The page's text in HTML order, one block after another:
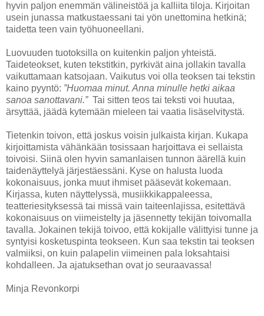
hyvin paljon enemmän välineistöä ja kalliita tiloja. Kirjoitan
usein junassa matkustaessani tai yön unettomina hetkinä;
taidetta teen vain työhuoneellani.
Luovuuden tuotoksilla on kuitenkin paljon yhteistä.
Taideteokset, kuten tekstitkin, pyrkivät aina jollakin tavalla
vaikuttamaan katsojaan. Vaikutus voi olla teoksen tai tekstin
kaino pyyntö: ”Huomaa minut. Anna minulle hetki aikaa
sanoa sanottavani.” Tai sitten teos tai teksti voi huutaa,
ärsyttää, jäädä kytemään mieleen tai vaatia lisäselvitystä.
Tietenkin toivon, että joskus voisin julkaista kirjan. Kukapa
kirjoittamista vähänkään tosissaan harjoittava ei sellaista
toivoisi. Siinä olen hyvin samanlaisen tunnon äärellä kuin
taidenäyttelyä järjestäessäni. Kyse on halusta luoda
kokonaisuus, jonka muut ihmiset pääsevät kokemaan.
Kirjassa, kuten näyttelyssä, musiikkikappaleessa,
teatteriesityksessä tai missä vain taiteenlajissa, esitettävä
kokonaisuus on viimeistelty ja jäsennetty tekijän toivomalla
tavalla. Jokainen tekijä toivoo, että kokijalle välittyisi tunne ja
syntyisi kosketuspinta teokseen. Kun saa tekstin tai teoksen
valmiiksi, on kuin palapelin viimeinen pala loksahtaisi
kohdalleen. Ja ajatuksethan ovat jo seuraavassa!
Minja Revonkorpi